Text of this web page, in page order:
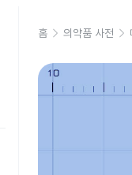
홈 의약품 사전